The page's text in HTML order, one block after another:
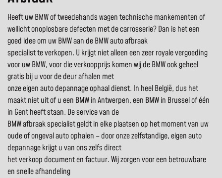
Heeft uw BMW of tweedehands wagen technische mankementen of
wellicht onoplosbare defecten met de carrosserie? Dan is het een
goed idee om uw BMW aan de BMW auto afbraak
specialist te verkopen. U krijgt niet alleen een zeer royale vergoeding
voor uw BMW, voor die verkoopprijs komen wij de BMW ook geheel
gratis bij u voor de deur afhalen met
onze eigen auto depannage ophaal dienst. In heel België, dus het
maakt niet uit of u een BMW in Antwerpen, een BMW in Brussel of één
in Gent heeft staan. De service van de
BMW afbraak specialist geldt in elke plaatsen op het moment van uw
oude of ongeval auto ophalen – door onze zelfstandige, eigen auto
depannage krijgt u van ons zelfs direct
het verkoop document en factuur. Wij zorgen voor een betrouwbare
en snelle afhandeling